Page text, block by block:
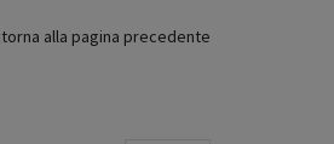
alla pagina precedente